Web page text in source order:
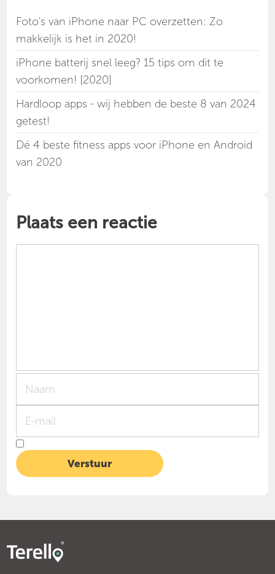
Foto's van iPhone naar PC overzetten: Zo
makkelijk is het in 2020!
iPhone batterij snel leeg? 15 tips om dit te
voorkomen! [2020]
Hardloop apps - wij hebben de beste 8 van 2024
getest!
Dé 4 beste fitness apps voor iPhone en Android
van 2020
Plaats een reactie